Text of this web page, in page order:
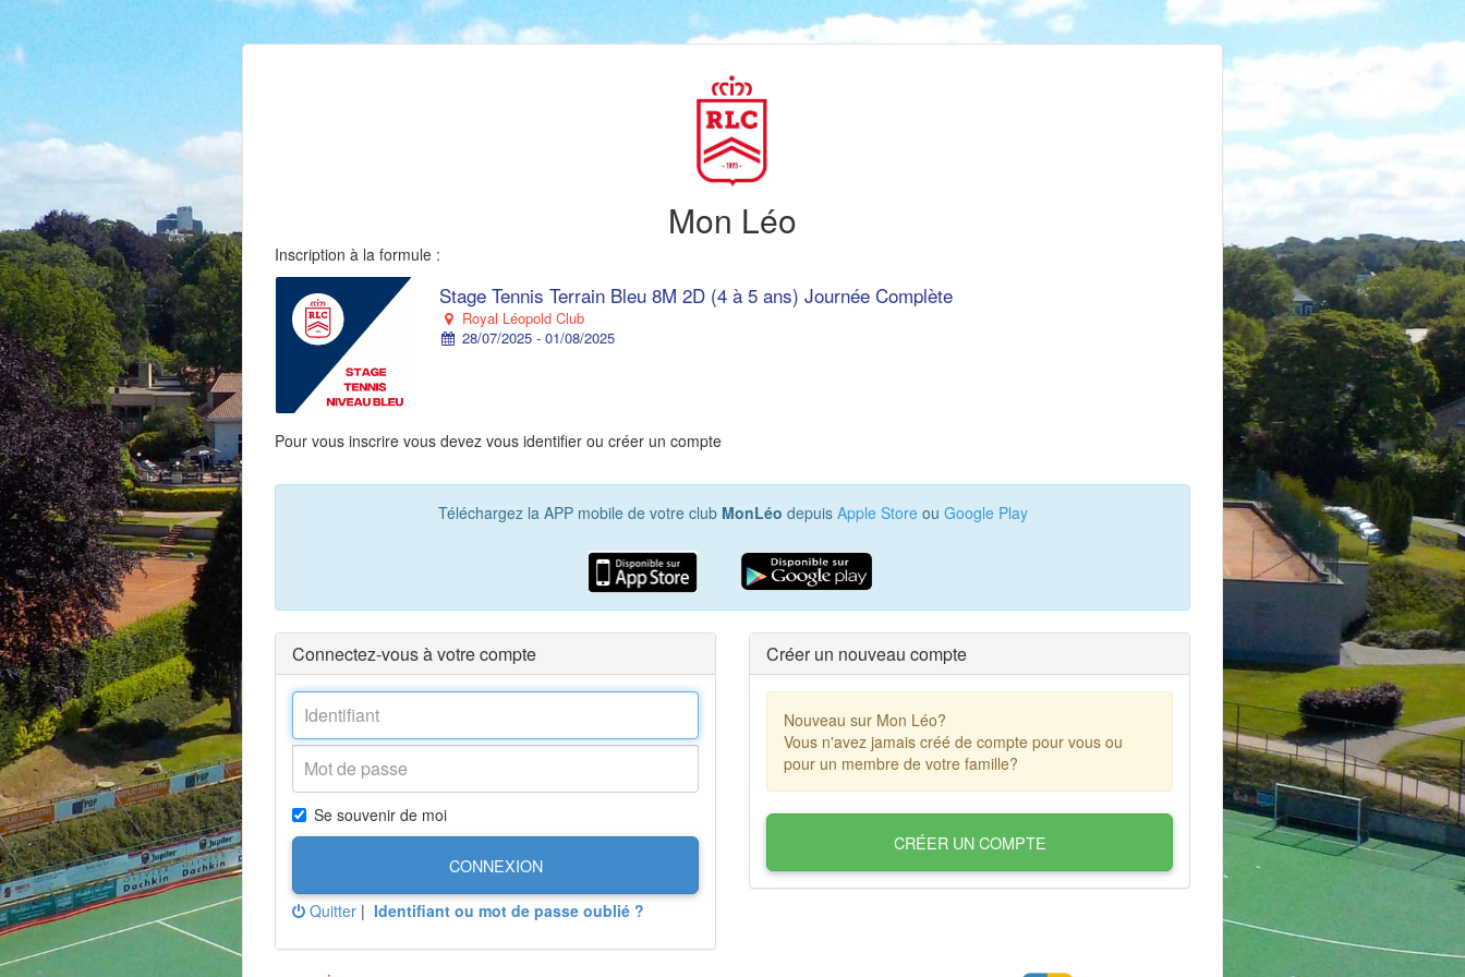
Mon Léo
Inscription à la formule :
Stage Tennis Terrain Bleu 8M 2D (4 à 5 ans) Journée Complète
Royal Léopold Club
28/07/2025 - 01/08/2025
Pour vous inscrire vous devez vous identifier ou créer un compte
Téléchargez la APP mobile de votre club MonLéo depuis Apple Storeou Google Play
Connectez-vous à votre compte
Se souvenir de moi
CONNEXION
Quitter | Identifiant ou mot de passe oublié ?
Créer un nouveau compte
Nouveau sur Mon Léo?
Vous n'avez jamais créé de compte pour vous ou
pour un membre de votre famille?
CRÉER UN COMPTE